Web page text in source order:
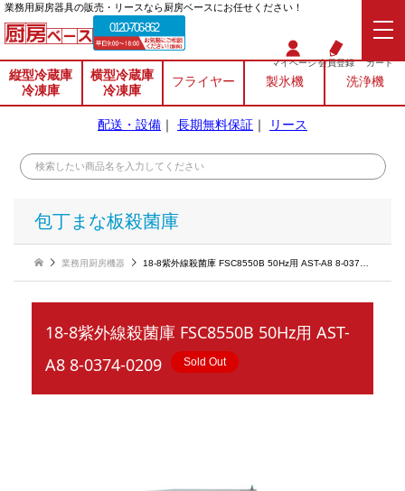
業務⽤厨房器具の販売・リースなら厨房ベースにお任せください！
0120-706-862
マイページ会員登録 カート
縦型冷蔵庫
冷凍庫
横型冷蔵庫
冷凍庫
フライヤー 製氷機 洗浄機
配送・設備 ｜ 長期無料保証 ｜ リース
包丁まな板殺菌庫
業務用厨房機器 18-8紫外線殺菌庫 FSC8550B 50Hz用 AST-A8 8-0374-0209
18-8紫外線殺菌庫 FSC8550B 50Hz用 AST-
A8 8-0374-0209
Sold Out